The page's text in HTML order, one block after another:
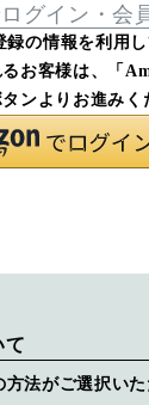
グイン・会
の情報を利用
お客様は、「
ンよりお進みく
て
法がご選択いた